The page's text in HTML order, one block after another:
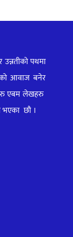
पथमा
आवाज बनेर
एबम लेखहरु
भएका छौ ।